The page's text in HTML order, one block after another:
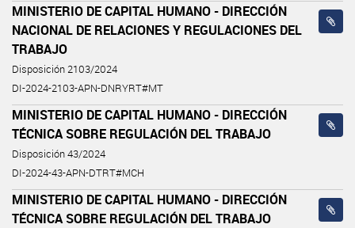
MINISTERIO DE CAPITAL HUMANO - DIRECCIÓN
NACIONAL DE RELACIONES Y REGULACIONES DEL
TRABAJO
Disposición 2103/2024
DI-2024-2103-APN-DNRYRT#MT
MINISTERIO DE CAPITAL HUMANO - DIRECCIÓN
TÉCNICA SOBRE REGULACIÓN DEL TRABAJO
Disposición 43/2024
DI-2024-43-APN-DTRT#MCH
MINISTERIO DE CAPITAL HUMANO - DIRECCIÓN
TÉCNICA SOBRE REGULACIÓN DEL TRABAJO